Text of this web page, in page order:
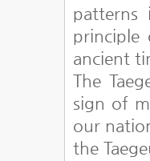
patterns
principle
ancient
The
sign of
our
the